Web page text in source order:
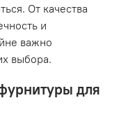
От качества
и
важно
выбора.
для